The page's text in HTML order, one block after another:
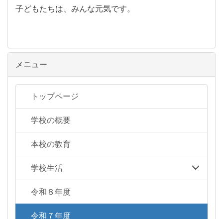
子どもたちは、みんな元気です。
メニュー
トップページ
学校の概要
本校の教育
学校生活
令和８年度
令和７年度